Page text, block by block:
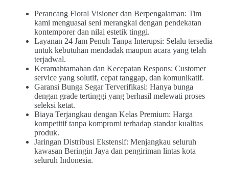
Perancang Floral Visioner dan Berpengalaman: Tim
kami menguasai seni merangkai dengan pendekatan
kontemporer dan nilai estetik tinggi.
Layanan 24 Jam Penuh Tanpa Interupsi: Selalu tersedia
untuk kebutuhan mendadak maupun acara yang telah
terjadwal.
Keramahtamahan dan Kecepatan Respons: Customer
service yang solutif, cepat tanggap, dan komunikatif.
Garansi Bunga Segar Terverifikasi: Hanya bunga
dengan grade tertinggi yang berhasil melewati proses
seleksi ketat.
Biaya Terjangkau dengan Kelas Premium: Harga
kompetitif tanpa kompromi terhadap standar kualitas
produk.
Jaringan Distribusi Ekstensif: Menjangkau seluruh
kawasan Beringin Jaya dan pengiriman lintas kota
seluruh Indonesia.